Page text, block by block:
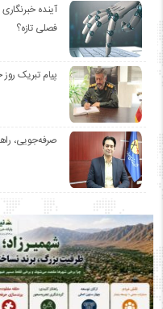
آینده
فصلی تازه؟
پیام تبریک روز
صرفه‌جویی،